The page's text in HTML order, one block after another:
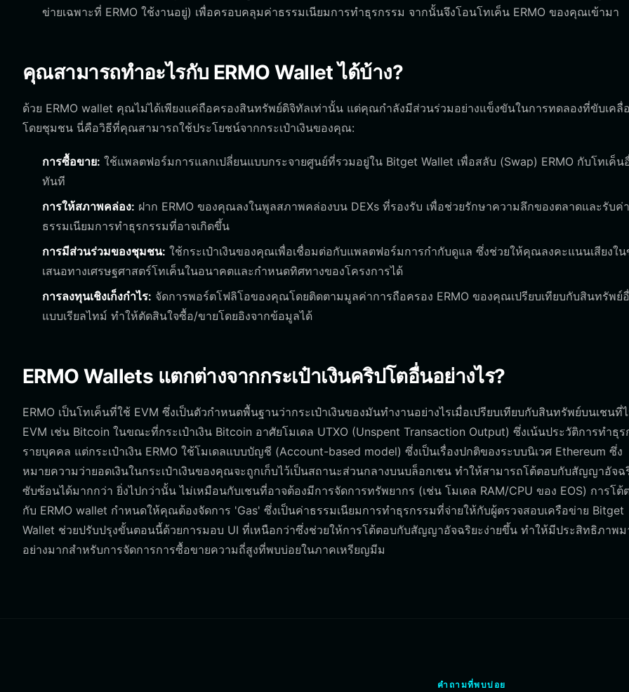
ข่ายเฉพาะที่ ERMO ใช้งานอยู่) เพื่อครอบคลุมค่าธรรมเนียมการทำธุรกรรม จากนั้นจึงโอนโทเค็น ERMO ของคุณเข้ามา
คุณสามารถทำอะไรกับ ERMO Wallet ได้บ้าง?
ด้วย ERMO wallet คุณไม่ได้เพียงแค่ถือครองสินทรัพย์ดิจิทัลเท่านั้น แต่คุณกำลังมีส่วนร่วมอย่างแข็งขันในการทดลองที่ขับเคลื่
โดยชุมชน นี่คือวิธีที่คุณสามารถใช้ประโยชน์จากกระเป๋าเงินของคุณ:
การซื้อขาย: ใช้แพลตฟอร์มการแลกเปลี่ยนแบบกระจายศูนย์ที่รวมอยู่ใน Bitget Wallet เพื่อสลับ (Swap) ERMO กับโทเค็น
ทันที
การให้สภาพคล่อง: ฝาก ERMO ของคุณลงในพูลสภาพคล่องบน DEXs ที่รองรับ เพื่อช่วยรักษาความลึกของตลาดและรับค่า
ธรรมเนียมการทำธุรกรรมที่อาจเกิดขึ้น
การมีส่วนร่วมของชุมชน: ใช้กระเป๋าเงินของคุณเพื่อเชื่อมต่อกับแพลตฟอร์มการกำกับดูแล ซึ่งช่วยให้คุณลงคะแนนเสียงใ
เสนอทางเศรษฐศาสตร์โทเค็นในอนาคตและกำหนดทิศทางของโครงการได้
การลงทุนเชิงเก็งกำไร: จัดการพอร์ตโฟลิโอของคุณโดยติดตามมูลค่าการถือครอง ERMO ของคุณเปรียบเทียบกับสินทรัพย์
แบบเรียลไทม์ ทำให้ตัดสินใจซื้อ/ขายโดยอิงจากข้อมูลได้
ERMO Wallets แตกต่างจากกระเป๋าเงินคริปโตอื่นอย่างไร?
ERMO เป็นโทเค็นที่ใช้ EVM ซึ่งเป็นตัวกำหนดพื้นฐานว่ากระเป๋าเงินของมันทำงานอย่างไรเมื่อเปรียบเทียบกับสินทรัพย์บนเชนที่
EVM เช่น Bitcoin ในขณะที่กระเป๋าเงิน Bitcoin อาศัยโมเดล UTXO (Unspent Transaction Output) ซึ่งเน้นประวัติการทำธุร
รายบุคคล แต่กระเป๋าเงิน ERMO ใช้โมเดลแบบบัญชี (Account-based model) ซึ่งเป็นเรื่องปกติของระบบนิเวศ Ethereum ซึ่ง
หมายความว่ายอดเงินในกระเป๋าเงินของคุณจะถูกเก็บไว้เป็นสถานะส่วนกลางบนบล็อกเชน ทำให้สามารถโต้ตอบกับสัญญาอัจฉ
ซับซ้อนได้มากกว่า ยิ่งไปกว่านั้น ไม่เหมือนกับเชนที่อาจต้องมีการจัดการทรัพยากร (เช่น โมเดล RAM/CPU ของ EOS) การโต้
กับ ERMO wallet กำหนดให้คุณต้องจัดการ 'Gas' ซึ่งเป็นค่าธรรมเนียมการทำธุรกรรมที่จ่ายให้กับผู้ตรวจสอบเครือข่าย Bitget
Wallet ช่วยปรับปรุงขั้นตอนนี้ด้วยการมอบ UI ที่เหนือกว่าซึ่งช่วยให้การโต้ตอบกับสัญญาอัจฉริยะง่ายขึ้น ทำให้มีประสิทธิภาพ
อย่างมากสำหรับการจัดการการซื้อขายความถี่สูงที่พบบ่อยในภาคเหรียญมีม
คำถามที่พบบ่อย